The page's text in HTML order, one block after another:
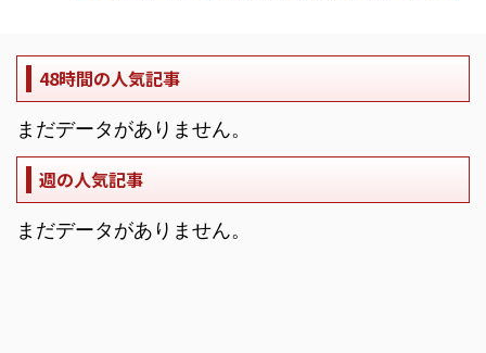
48時間の人気記事
まだデータがありません。
週の人気記事
まだデータがありません。